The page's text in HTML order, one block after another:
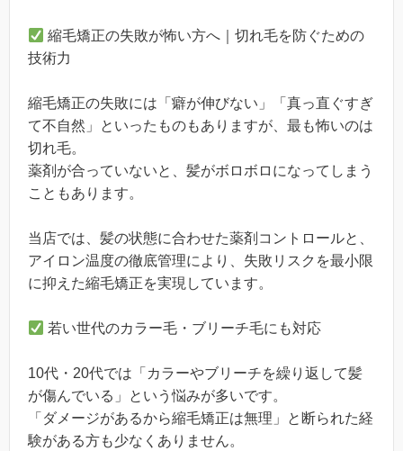
縮毛矯正の失敗が怖い方へ｜切れ毛を防ぐための
技術力
縮毛矯正の失敗には「癖が伸びない」「真っ直ぐすぎ
て不自然」といったものもありますが、最も怖いのは
切れ毛。
薬剤が合っていないと、髪がボロボロになってしまう
こともあります。
当店では、髪の状態に合わせた薬剤コントロールと、
アイロン温度の徹底管理により、失敗リスクを最小限
に抑えた縮毛矯正を実現しています。
若い世代のカラー毛・ブリーチ毛にも対応
10代・20代では「カラーやブリーチを繰り返して髪
が傷んでいる」という悩みが多いです。
「ダメージがあるから縮毛矯正は無理」と断られた経
験がある方も少なくありません。